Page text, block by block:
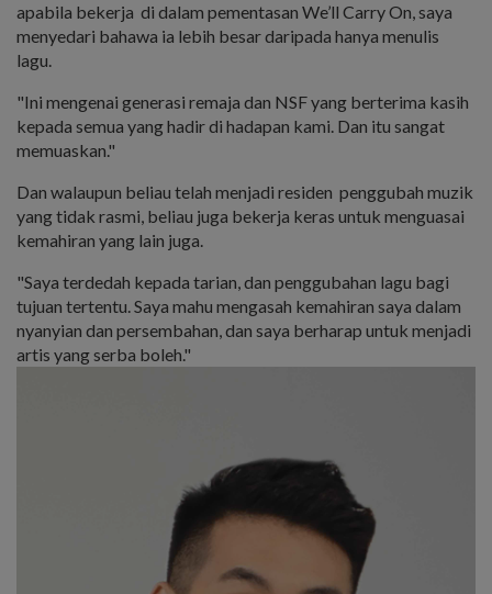
apabila bekerja di dalam pementasan We’ll Carry On, saya
menyedari bahawa ia lebih besar daripada hanya menulis
lagu.
"Ini mengenai generasi remaja dan NSF yang berterima kasih
kepada semua yang hadir di hadapan kami. Dan itu sangat
memuaskan."
Dan walaupun beliau telah menjadi residen penggubah muzik
yang tidak rasmi, beliau juga bekerja keras untuk menguasai
kemahiran yang lain juga.
"Saya terdedah kepada tarian, dan penggubahan lagu bagi
tujuan tertentu. Saya mahu mengasah kemahiran saya dalam
nyanyian dan persembahan, dan saya berharap untuk menjadi
artis yang serba boleh."